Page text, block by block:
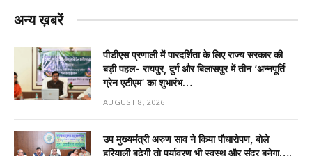
अन्य ख़बरें
पीडीएस प्रणाली में पारदर्शिता के लिए राज्य सरकार की
बड़ी पहल- रायपुर, दुर्ग और बिलासपुर में तीन ‘अन्नपूर्ति
ग्रेन एटीएम‘ का शुभारंभ…
AUGUST 8, 2026
उप मुख्यमंत्री अरुण साव ने किया पौधारोपण, बोले
हरियाली बढ़ेगी तो पर्यावरण भी स्वस्थ और सुंदर बनेगा….